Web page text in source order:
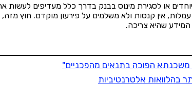
או לסגירת מינוס בבנק בדרך כלל מעדיפים
אין קנסות ולא משלמים על פירעון מוקדם. חוץ מזה,
שהיא צריכה.
בהלוואות אלטרנטיביות
והוזלת דמי הניהול
פיננסי, השאירו פרטים: